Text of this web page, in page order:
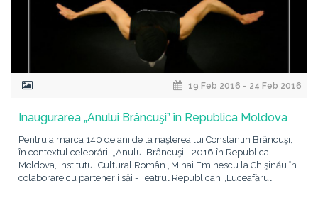
19 Feb 2016 - 24 Feb 2016
Inaugurarea „Anului Brâncuşi” în Republica Moldova
Pentru a marca 140 de ani de la naşterea lui Constantin Brâncuşi,
în contextul celebrării „Anului Brâncuşi - 2016 în Republica
Moldova, Institutul Cultural Român „Mihai Eminescu la Chişinău în
colaborare cu partenerii săi - Teatrul Republican „Luceafărul,